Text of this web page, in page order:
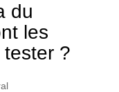
du
les
?